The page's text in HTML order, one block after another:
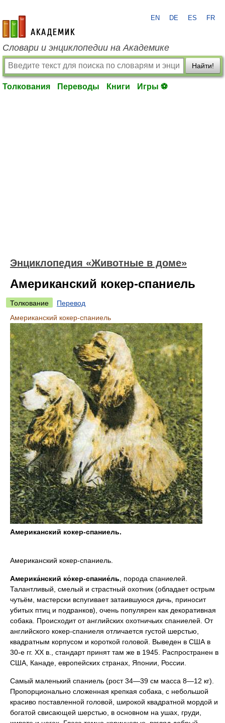
academic.ru
EN DE ES FR
Словари и энциклопедии на Академике
Найти!
Толкования Переводы Книги Игры ⚽
Энциклопедия «Животные в доме»
Американский кокер-спаниель
Толкование
Перевод
Американский кокер-спаниель
Американский кокер-спаниель.
Американский кокер-спаниель.
Америка́нский ко́кер-спание́ль , порода спаниелей.
Талантливый, смелый и страстный охотник (обладает острым
чутьём, мастерски вспугивает затаившуюся дичь, приносит
убитых птиц и подранков), очень популярен как декоративная
собака. Происходит от английских охотничьих спаниелей. От
английского кокер-спаниеля отличается густой шерстью,
квадратным корпусом и короткой головой. Выведен в США в
30-е гг. XX в., стандарт принят там же в 1945. Распространен в
США, Канаде, европейских странах, Японии, России.
Самый маленький спаниель (рост 34—39 см масса 8—12 кг).
Пропорционально сложенная крепкая собака, с небольшой
красиво поставленной головой, широкой квадратной мордой и
богатой свисающей шерстью, в основном на ушах, груди,